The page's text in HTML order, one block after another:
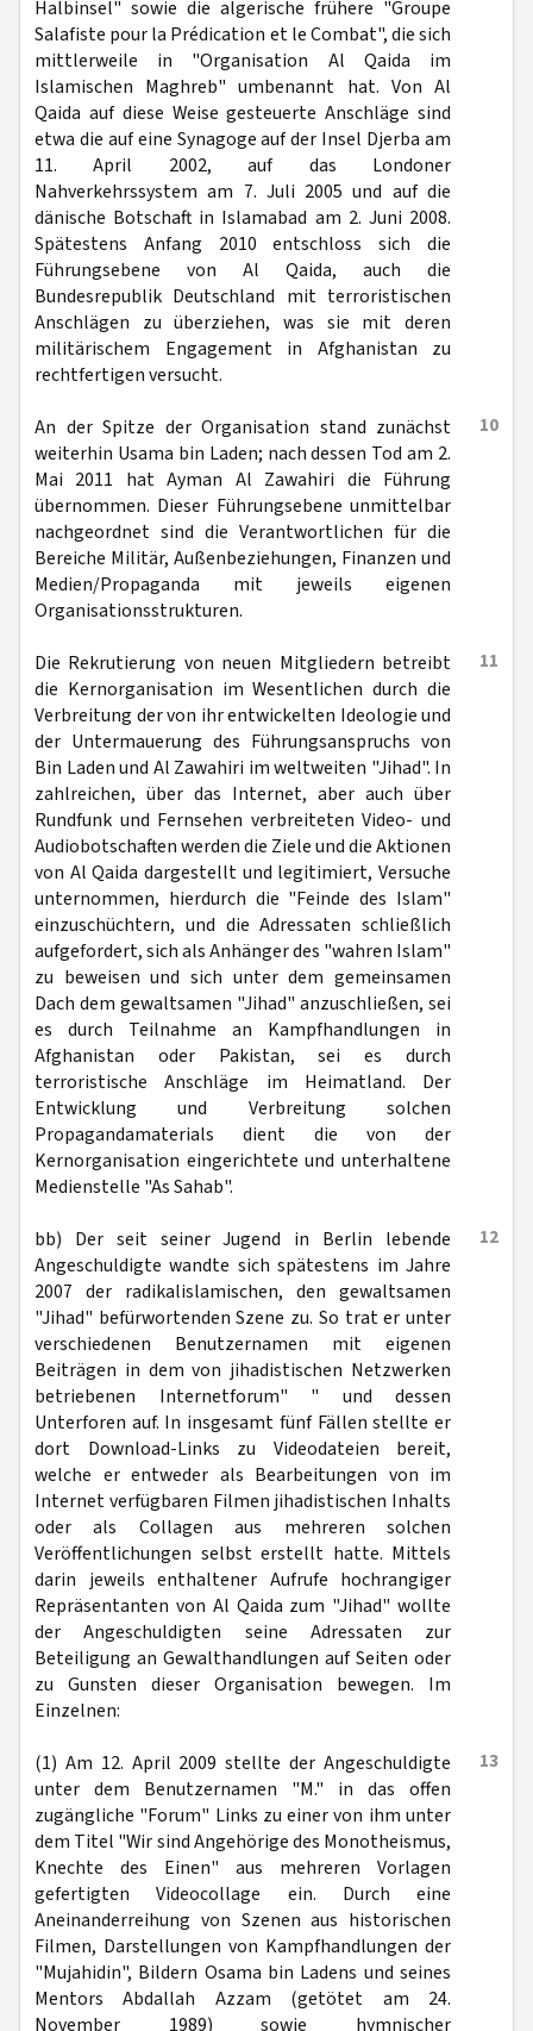
Halbinsel" sowie die algerische frühere "Groupe
Salafiste pour la Prédication et le Combat", die sich
mittlerweile in "Organisation Al Qaida im
Islamischen Maghreb" umbenannt hat. Von Al
Qaida auf diese Weise gesteuerte Anschläge sind
etwa die auf eine Synagoge auf der Insel Djerba am
11. April 2002, auf das Londoner
Nahverkehrssystem am 7. Juli 2005 und auf die
dänische Botschaft in Islamabad am 2. Juni 2008.
Spätestens Anfang 2010 entschloss sich die
Führungsebene von Al Qaida, auch die
Bundesrepublik Deutschland mit terroristischen
Anschlägen zu überziehen, was sie mit deren
militärischem Engagement in Afghanistan zu
rechtfertigen versucht.
10
An der Spitze der Organisation stand zunächst
weiterhin Usama bin Laden; nach dessen Tod am 2.
Mai 2011 hat Ayman Al Zawahiri die Führung
übernommen. Dieser Führungsebene unmittelbar
nachgeordnet sind die Verantwortlichen für die
Bereiche Militär, Außenbeziehungen, Finanzen und
Medien/Propaganda mit jeweils eigenen
Organisationsstrukturen.
11
Die Rekrutierung von neuen Mitgliedern betreibt
die Kernorganisation im Wesentlichen durch die
Verbreitung der von ihr entwickelten Ideologie und
der Untermauerung des Führungsanspruchs von
Bin Laden und Al Zawahiri im weltweiten "Jihad". In
zahlreichen, über das Internet, aber auch über
Rundfunk und Fernsehen verbreiteten Video- und
Audiobotschaften werden die Ziele und die Aktionen
von Al Qaida dargestellt und legitimiert, Versuche
unternommen, hierdurch die "Feinde des Islam"
einzuschüchtern, und die Adressaten schließlich
aufgefordert, sich als Anhänger des "wahren Islam"
zu beweisen und sich unter dem gemeinsamen
Dach dem gewaltsamen "Jihad" anzuschließen, sei
es durch Teilnahme an Kampfhandlungen in
Afghanistan oder Pakistan, sei es durch
terroristische Anschläge im Heimatland. Der
Entwicklung und Verbreitung solchen
Propagandamaterials dient die von der
Kernorganisation eingerichtete und unterhaltene
Medienstelle "As Sahab".
12
bb) Der seit seiner Jugend in Berlin lebende
Angeschuldigte wandte sich spätestens im Jahre
2007 der radikalislamischen, den gewaltsamen
"Jihad" befürwortenden Szene zu. So trat er unter
verschiedenen Benutzernamen mit eigenen
Beiträgen in dem von jihadistischen Netzwerken
betriebenen Internetforum" " und dessen
Unterforen auf. In insgesamt fünf Fällen stellte er
dort Download-Links zu Videodateien bereit,
welche er entweder als Bearbeitungen von im
Internet verfügbaren Filmen jihadistischen Inhalts
oder als Collagen aus mehreren solchen
Veröffentlichungen selbst erstellt hatte. Mittels
darin jeweils enthaltener Aufrufe hochrangiger
Repräsentanten von Al Qaida zum "Jihad" wollte
der Angeschuldigten seine Adressaten zur
Beteiligung an Gewalthandlungen auf Seiten oder
zu Gunsten dieser Organisation bewegen. Im
Einzelnen:
13
(1) Am 12. April 2009 stellte der Angeschuldigte
unter dem Benutzernamen "M." in das offen
zugängliche "Forum" Links zu einer von ihm unter
dem Titel "Wir sind Angehörige des Monotheismus,
Knechte des Einen" aus mehreren Vorlagen
gefertigten Videocollage ein. Durch eine
Aneinanderreihung von Szenen aus historischen
Filmen, Darstellungen von Kampfhandlungen der
"Mujahidin", Bildern Osama bin Ladens und seines
Mentors Abdallah Azzam (getötet am 24.
November 1989) sowie hymnischer